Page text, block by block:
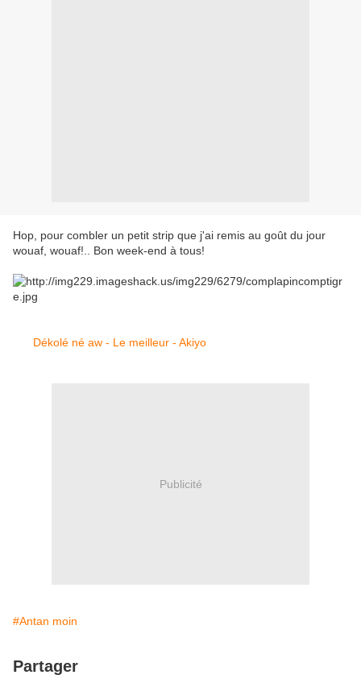
Hop, pour combler un petit strip que j'ai remis au goût du jour
wouaf, wouaf!.. Bon week-end à tous!
Dékolé né aw - Le meilleur - Akiyo
Publicité
#Antan moin
Partager